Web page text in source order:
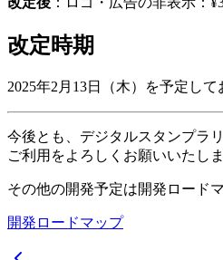
改定時期
2025年2月13日（木）を予定して
今後とも、デジタルスタンプラ
ご利用をよろしくお願いいたしま
その他の開発予定は開発ロード
開発ロードマップ